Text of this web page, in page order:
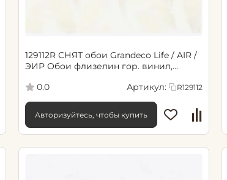
129112R СНЯТ обои Grandeco Life / AIR /
ЭИР Обои флизелин гор. винил,
0.0
Артикул: R129112
Авторизуйтесь, чтобы купить